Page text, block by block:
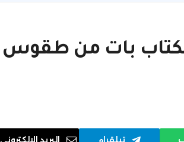
بات من طقوس
تيلقرام البريد الإلكتروني